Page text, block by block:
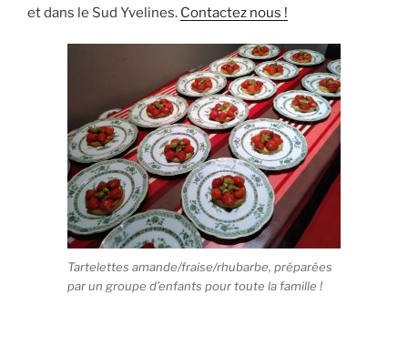
et dans le Sud Yvelines. Contactez nous !
Tartelettes amande/fraise/rhubarbe, préparées
par un groupe d’enfants pour toute la famille !